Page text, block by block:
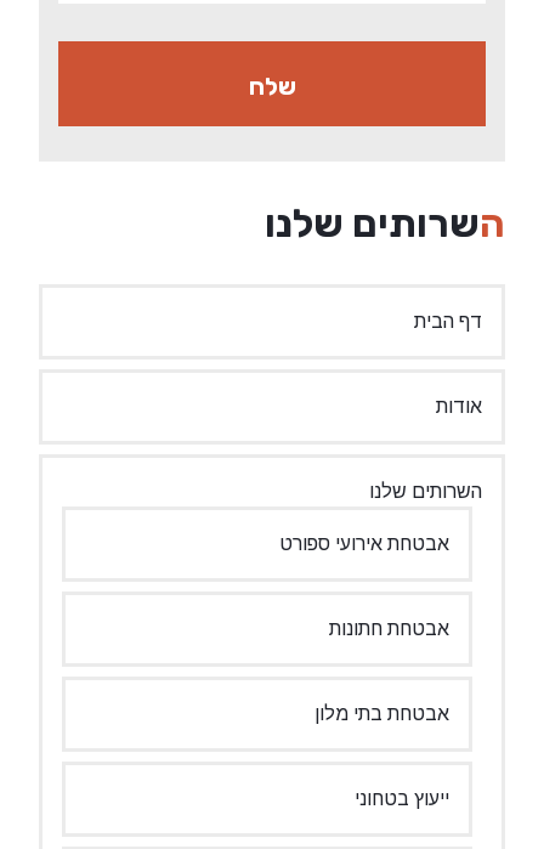
השרותים שלנו
דף הבית
אודות
השרותים שלנו
אבטחת אירועי ספורט
אבטחת חתונות
אבטחת בתי מלון
ייעוץ בטחוני